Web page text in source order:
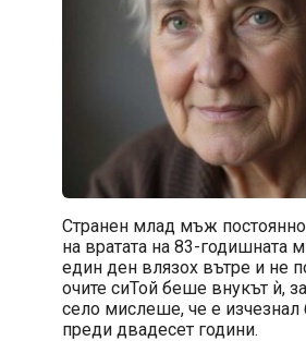
Странен млад мъж
на вратата на 83-годишната
един ден влязох вътре и не
очите сиТой беше внукът ѝ,
село мислеше, че е изчезнал
преди двадесет години.